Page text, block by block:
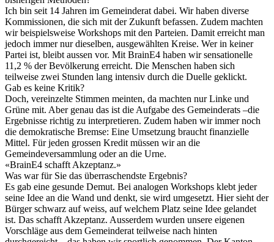
Ich bin seit 14 Jahren im Gemeinderat dabei. Wir haben diverse
Kommissionen, die sich mit der Zukunft befassen. Zudem machten
wir beispielsweise Workshops mit den Parteien. Damit erreicht man
jedoch immer nur dieselben, ausgewählten Kreise. Wer in keiner
Partei ist, bleibt aussen vor. Mit BrainE4 haben wir sensationelle
11,2 % der Bevölkerung erreicht. Die Menschen haben sich
teilweise zwei Stunden lang intensiv durch die Duelle geklickt.
Gab es keine Kritik?
Doch, vereinzelte Stimmen meinten, da machten nur Linke und
Grüne mit. Aber genau das ist die Aufgabe des Gemeinderats –die
Ergebnisse richtig zu interpretieren. Zudem haben wir immer noch
die demokratische Bremse: Eine Umsetzung braucht finanzielle
Mittel. Für jeden grossen Kredit müssen wir an die
Gemeindeversammlung oder an die Urne.
«BrainE4 schafft Akzeptanz.»
Was war für Sie das überraschendste Ergebnis?
Es gab eine gesunde Demut. Bei analogen Workshops klebt jeder
seine Idee an die Wand und denkt, sie wird umgesetzt. Hier sieht der
Bürger schwarz auf weiss, auf welchem Platz seine Idee gelandet
ist. Das schafft Akzeptanz. Ausserdem wurden unsere eigenen
Vorschläge aus dem Gemeinderat teilweise nach hinten